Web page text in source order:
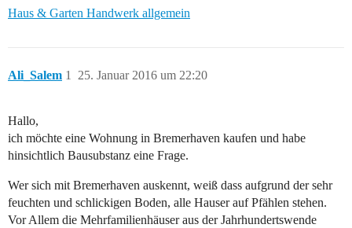
Haus & Garten Handwerk allgemein
Ali_Salem 25. Januar 2016 um 22:20
1
Hallo,
ich möchte eine Wohnung in Bremerhaven kaufen und habe
hinsichtlich Bausubstanz eine Frage.
Wer sich mit Bremerhaven auskennt, weiß dass aufgrund der sehr
feuchten und schlickigen Boden, alle Hauser auf Pfählen stehen.
Vor Allem die Mehrfamilienhäuser aus der Jahrhundertswende